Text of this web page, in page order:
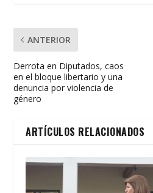
ANTERIOR
Derrota en Diputados, caos
en el bloque libertario y una
denuncia por violencia de
género
ARTÍCULOS RELACIONADOS